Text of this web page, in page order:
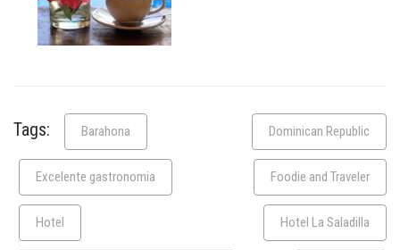
Tags: Barahona Dominican Republic
Excelente gastronomia Foodie and Traveler
Hotel Hotel La Saladilla